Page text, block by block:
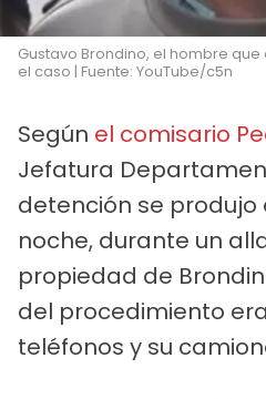
Gustavo Brondino, el hombre
el caso | Fuente: YouTube/c5n
Según el comisario
Jefatura
detención se
noche, durante un
propiedad de
del procedimiento
teléfonos y su